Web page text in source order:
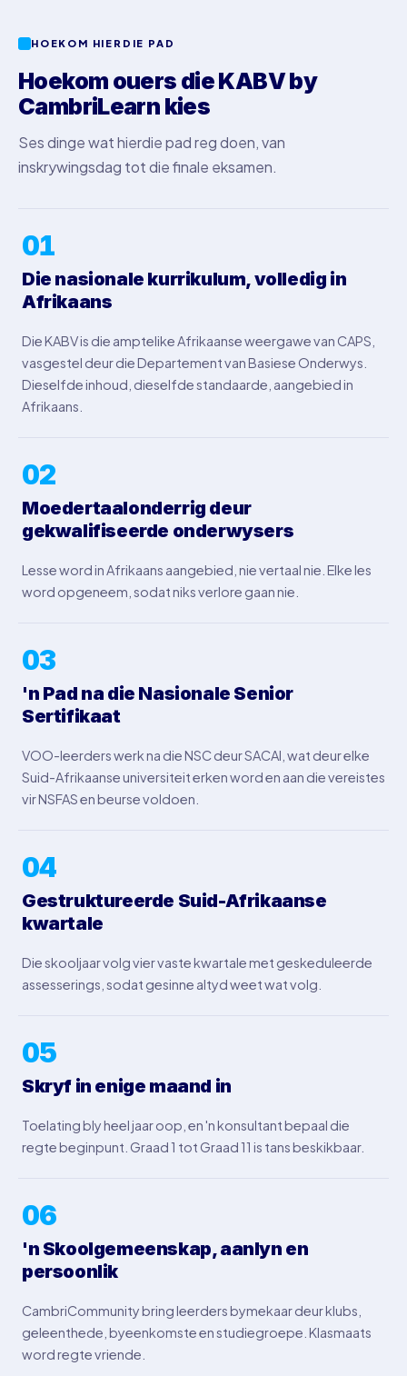
HOEKOM HIERDIE PAD
Hoekom ouers die KABV by
CambriLearn kies
Ses dinge wat hierdie pad reg doen, van
inskrywingsdag tot die finale eksamen.
01
Die nasionale kurrikulum, volledig in
Afrikaans
Die KABV is die amptelike Afrikaanse weergawe van CAPS,
vasgestel deur die Departement van Basiese Onderwys.
Dieselfde inhoud, dieselfde standaarde, aangebied in
Afrikaans.
02
Moedertaalonderrig deur
gekwalifiseerde onderwysers
Lesse word in Afrikaans aangebied, nie vertaal nie. Elke les
word opgeneem, sodat niks verlore gaan nie.
03
'n Pad na die Nasionale Senior
Sertifikaat
VOO-leerders werk na die NSC deur SACAI, wat deur elke
Suid-Afrikaanse universiteit erken word en aan die vereistes
vir NSFAS en beurse voldoen.
04
Gestruktureerde Suid-Afrikaanse
kwartale
Die skooljaar volg vier vaste kwartale met geskeduleerde
assesserings, sodat gesinne altyd weet wat volg.
05
Skryf in enige maand in
Toelating bly heel jaar oop, en 'n konsultant bepaal die
regte beginpunt. Graad 1 tot Graad 11 is tans beskikbaar.
06
'n Skoolgemeenskap, aanlyn en
persoonlik
CambriCommunity bring leerders bymekaar deur klubs,
geleenthede, byeenkomste en studiegroepe. Klasmaats
word regte vriende.